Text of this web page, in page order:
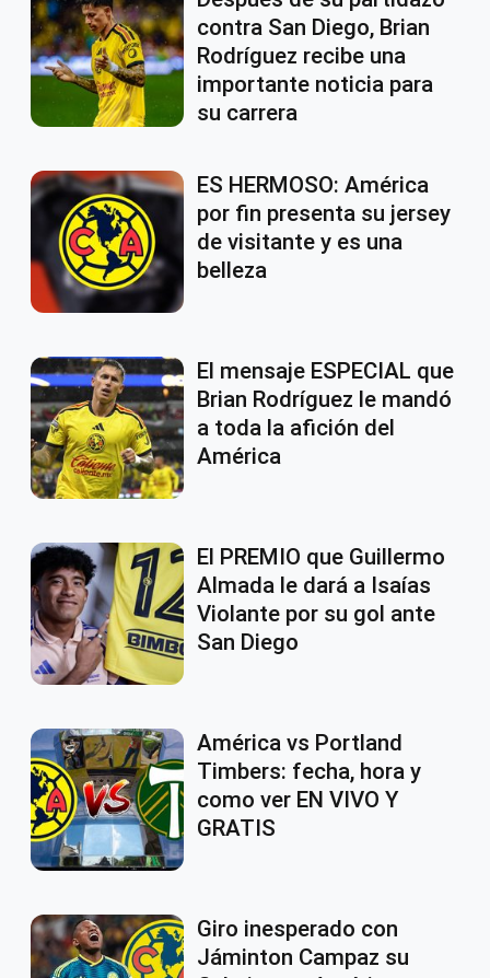
contra San Diego, Brian
Rodríguez recibe una
importante noticia para
su carrera
ES HERMOSO: América
por fin presenta su jersey
de visitante y es una
belleza
El mensaje ESPECIAL que
Brian Rodríguez le mandó
a toda la afición del
América
El PREMIO que Guillermo
Almada le dará a Isaías
Violante por su gol ante
San Diego
América vs Portland
Timbers: fecha, hora y
como ver EN VIVO Y
GRATIS
Giro inesperado con
Jáminton Campaz su